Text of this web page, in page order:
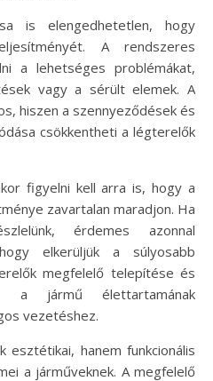
is elengedhetetlen, hogy
A rendszeres
a lehetséges problémákat,
vagy a sérült elemek. A
hiszen a szennyeződések és
csökkentheti a légterelők
figyelni kell arra is, hogy a
zavartalan maradjon. Ha
érdemes azonnal
elkerüljük a súlyosabb
megfelelő telepítése és
a jármű élettartamának
vezetéshez.
esztétikai, hanem funkcionális
a járműveknek. A megfelelő